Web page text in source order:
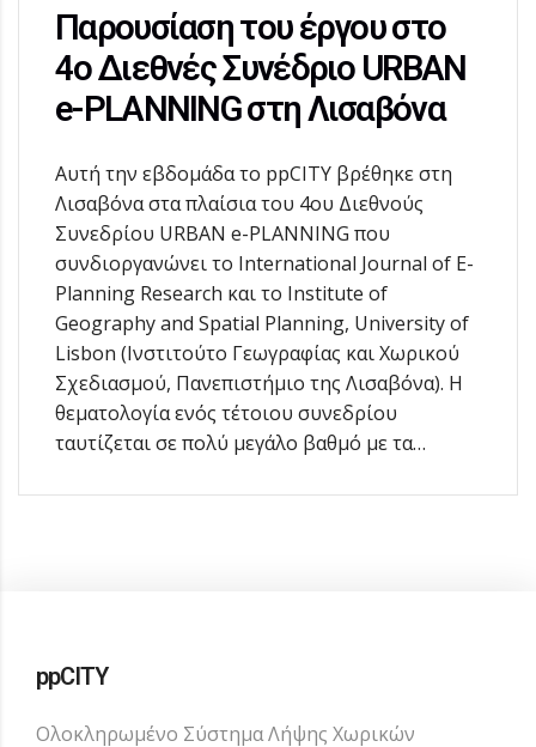
Παρουσίαση του έργου στο
4ο Διεθνές Συνέδριο URBAN
e-PLANNING στη Λισαβόνα
Αυτή την εβδομάδα το ppCITY βρέθηκε στη
Λισαβόνα στα πλαίσια του 4ου Διεθνούς
Συνεδρίου URBAN e-PLANNING που
συνδιοργανώνει το International Journal of E-
Planning Research και το Institute of
Geography and Spatial Planning, University of
Lisbon (Ινστιτούτο Γεωγραφίας και Χωρικού
Σχεδιασμού, Πανεπιστήμιο της Λισαβόνα). Η
θεματολογία ενός τέτοιου συνεδρίου
ταυτίζεται σε πολύ μεγάλο βαθμό με τα…
ppCITY
Ολοκληρωμένο Σύστημα Λήψης Χωρικών